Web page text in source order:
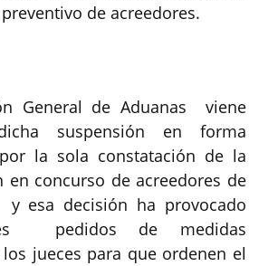
de acreedores.
General de Aduanas viene
suspensión en forma
la sola constatación de la
en concurso de acreedores de
esa decisión ha provocado
pedidos de medidas
jueces para que ordenen el